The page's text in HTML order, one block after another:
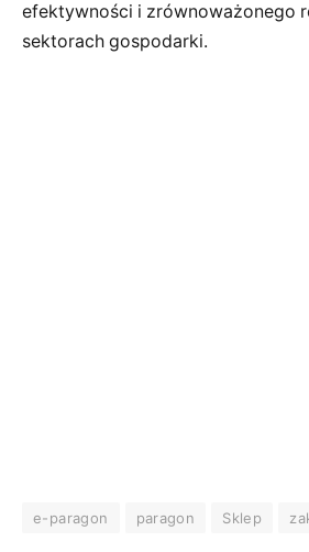
efektywności i zrównoważonego
sektorach gospodarki.
e-paragon paragon Sklep